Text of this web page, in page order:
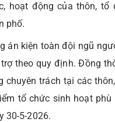
hoạt động của thôn,
phố.
án kiện toàn đội ngũ
theo quy định. Đồng
chuyên trách tại các
tổ chức sinh hoạt
30-5-2026.